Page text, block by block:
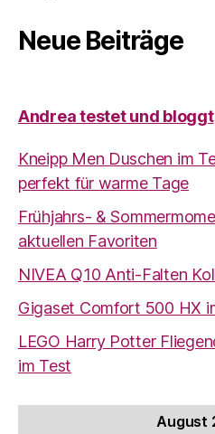
Neue Beiträge
Andrea testet und bloggt
Kneipp Men Duschen im
perfekt für warme Tage
Frühjahrs- &
aktuellen Favoriten
NIVEA Q10 Anti-Falten
Gigaset Comfort 500 HX
LEGO Harry Potter
im Test
August